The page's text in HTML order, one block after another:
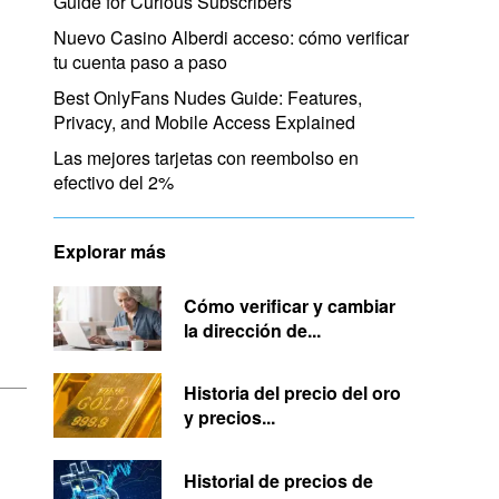
Nuevo Casino Alberdi acceso: cómo verificar
tu cuenta paso a paso
Best OnlyFans Nudes Guide: Features,
Privacy, and Mobile Access Explained
Las mejores tarjetas con reembolso en
efectivo del 2%
Explorar más
Cómo verificar y cambiar
la dirección de...
Historia del precio del oro
y precios...
Historial de precios de